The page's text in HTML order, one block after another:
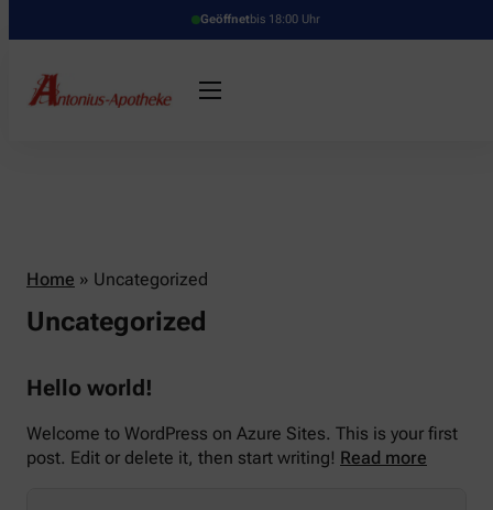
Geöffnetbis 18:00 Uhr
Home » Uncategorized
Uncategorized
Hello world!
Welcome to WordPress on Azure Sites. This is your first
post. Edit or delete it, then start writing! Read more